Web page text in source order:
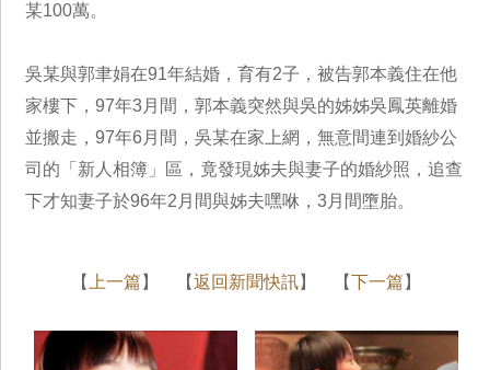
某100萬。
吳某與郭聿娟在91年結婚，育有2子，被告郭本義住在他
家樓下，97年3月間，郭本義突然與吳的姊姊吳鳳英離婚
並搬走，97年6月間，吳某在家上網，無意間連到婚紗公
司的「新人相簿」區，竟發現姊夫與妻子的婚紗照，追查
下才知妻子於96年2月間與姊夫嘿咻，3月間墮胎。
【 上一篇 】 【返回新聞快訊】 【下一篇 】